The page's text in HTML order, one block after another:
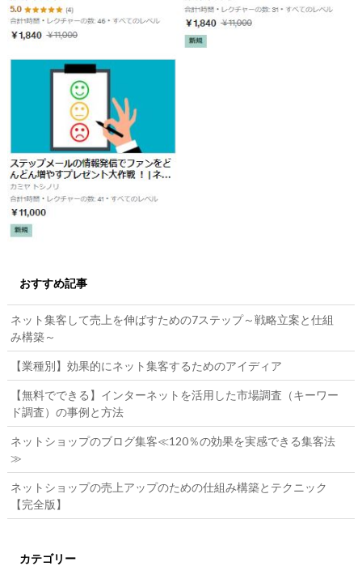
おすすめ記事
ネット集客して売上を伸ばすための7ステップ～戦略立案と仕組
み構築～
【業種別】効果的にネット集客するためのアイディア
【無料でできる】インターネットを活用した市場調査（キーワー
ド調査）の事例と方法
ネットショップのブログ集客≪120％の効果を実感できる集客法
≫
ネットショップの売上アップのための仕組み構築とテクニック
【完全版】
カテゴリー